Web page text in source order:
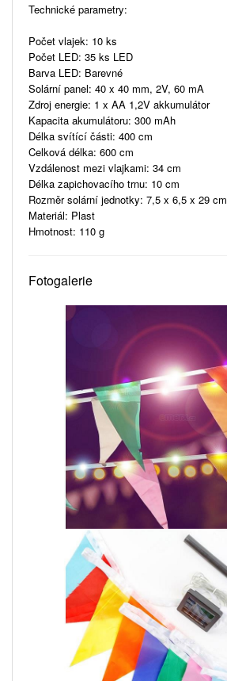
Technické parametry:
Počet vlajek: 10 ks
Počet LED: 35 ks LED
Barva LED: Barevné
Solární panel: 40 x 40 mm, 2V, 60 mA
Zdroj energie: 1 x AA 1,2V akkumulátor
Kapacita akumulátoru: 300 mAh
Délka svítící části: 400 cm
Celková délka: 600 cm
Vzdálenost mezi vlajkami: 34 cm
Délka zapichovacího trnu: 10 cm
Rozměr solární jednotky: 7,5 x 6,5 x 29 cm
Materiál: Plast
Hmotnost: 110 g
Fotogalerie